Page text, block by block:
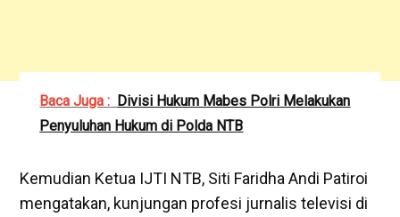
Baca Juga : Divisi Hukum Mabes Polri Melakukan
Penyuluhan Hukum di Polda NTB
Kemudian Ketua IJTI NTB, Siti Faridha Andi Patiroi
mengatakan, kunjungan profesi jurnalis televisi di